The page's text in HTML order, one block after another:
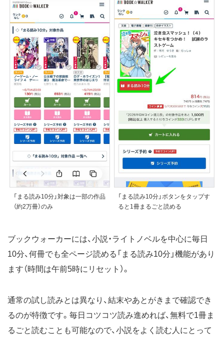
「まる読み10分」対象は一部の作品
（約2万冊）のみ
「まる読み10分」ボタンをタップす
ると1冊まるごと読める
ブックウォーカーには、小説・ライトノベルを中心に毎日
10分、何冊でも全ページ読める「まる読み10分」機能があり
ます（時間は午前5時にリセット）。
通常の試し読みとは異なり、結末やあとがきまで確認でき
るのが特徴です。毎日コツコツ読み進めれば、無料で1冊ま
るごと読むことも可能なので、小説をよく読む人にとって